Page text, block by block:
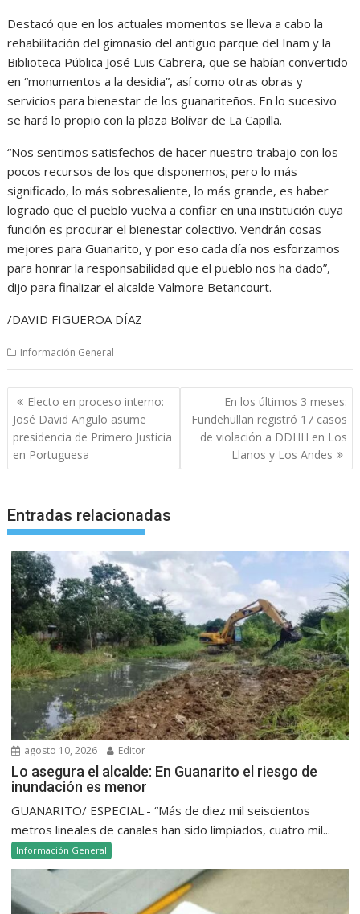
Destacó que en los actuales momentos se lleva a cabo la
rehabilitación del gimnasio del antiguo parque del Inam y la
Biblioteca Pública José Luis Cabrera, que se habían convertido
en “monumentos a la desidia”, así como otras obras y
servicios para bienestar de los guanariteños. En lo sucesivo
se hará lo propio con la plaza Bolívar de La Capilla.
“Nos sentimos satisfechos de hacer nuestro trabajo con los
pocos recursos de los que disponemos; pero lo más
significado, lo más sobresaliente, lo más grande, es haber
logrado que el pueblo vuelva a confiar en una institución cuya
función es procurar el bienestar colectivo. Vendrán cosas
mejores para Guanarito, y por eso cada día nos esforzamos
para honrar la responsabilidad que el pueblo nos ha dado”,
dijo para finalizar el alcalde Valmore Betancourt.
/DAVID FIGUEROA DÍAZ
Información General
Navegación
de
entradas
Electo en proceso interno:
José David Angulo asume
presidencia de Primero Justicia
en Portuguesa
En los últimos 3 meses:
Fundehullan registró 17 casos
de violación a DDHH en Los
Llanos y Los Andes
Entradas relacionadas
agosto 10, 2026 Editor
Lo asegura el alcalde: En Guanarito el riesgo de
inundación es menor
GUANARITO/ ESPECIAL.- “Más de diez mil seiscientos
metros lineales de canales han sido limpiados, cuatro mil...
Información General